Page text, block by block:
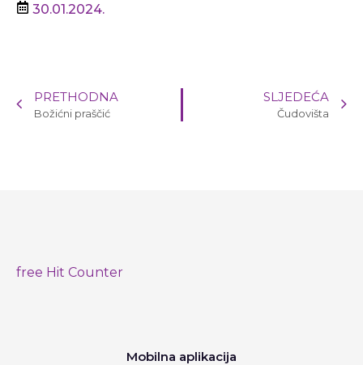
30.01.2024.
PRETHODNA
Božićni praščić
SLJEDEĆA
Čudovišta
free Hit Counter
Mobilna aplikacija